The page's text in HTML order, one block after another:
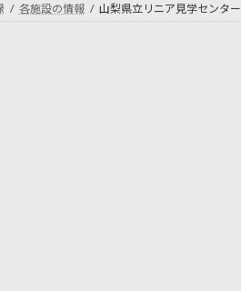
各施設の情報 山梨県立リニア見学センター